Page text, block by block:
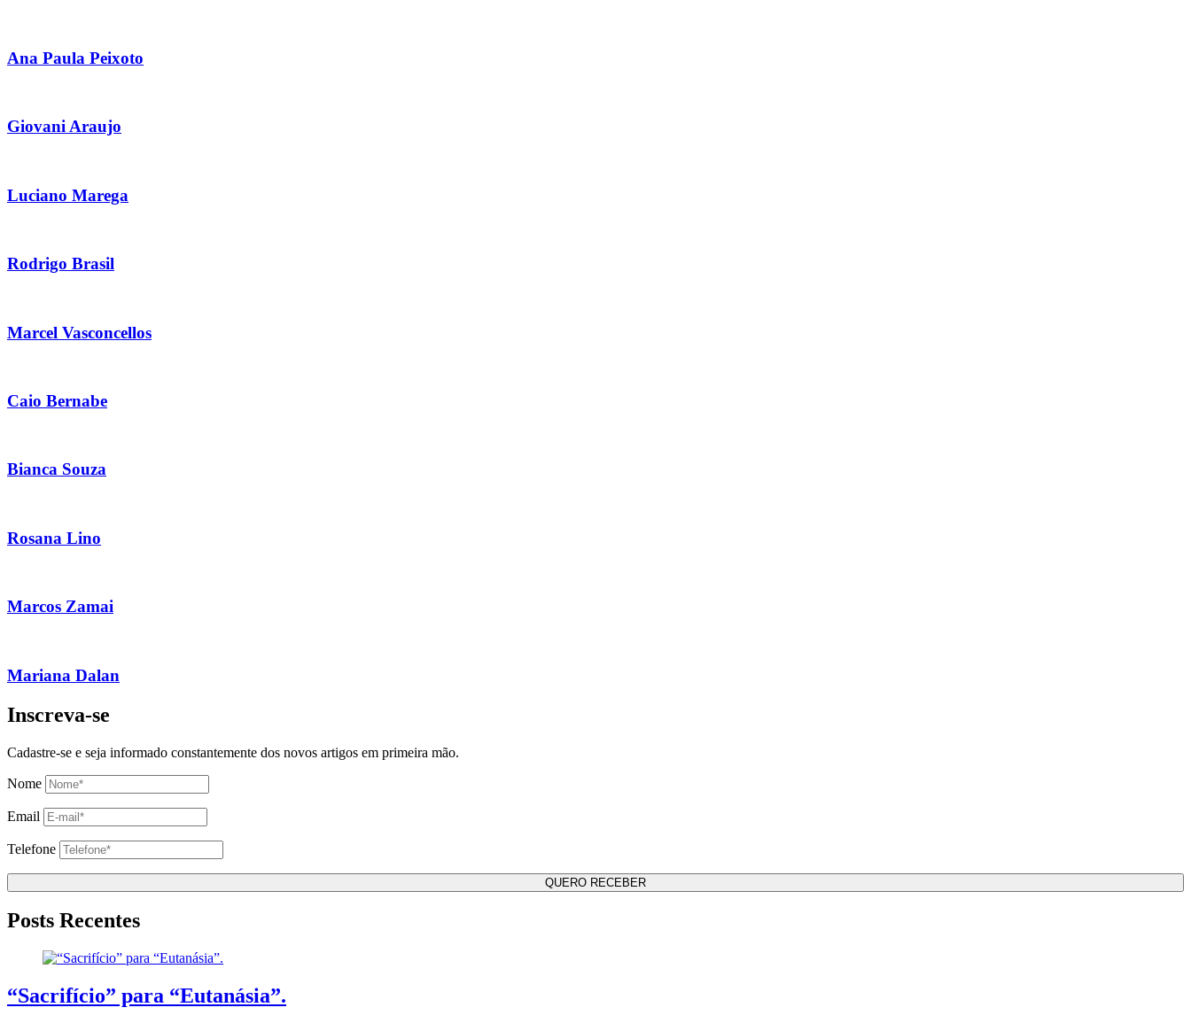
Ana Paula Peixoto
Giovani Araujo
Luciano Marega
Rodrigo Brasil
Marcel Vasconcellos
Caio Bernabe
Bianca Souza
Rosana Lino
Marcos Zamai
Mariana Dalan
Inscreva-se
Cadastre-se e seja informado constantemente dos novos artigos em primeira mão.
Nome
Email
Telefone
Posts Recentes
“Sacrifício” para “Eutanásia”.